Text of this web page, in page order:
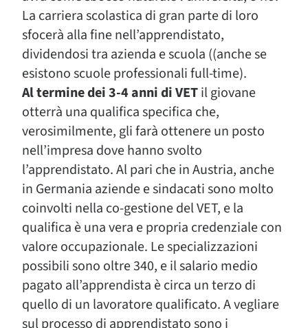
La carriera scolastica di gran parte di loro
sfocerà alla fine nell’apprendistato,
dividendosi tra azienda e scuola ((anche se
esistono scuole professionali full-time).
Al termine dei 3-4 anni di VETil giovane
otterrà una qualifica specifica che,
verosimilmente, gli farà ottenere un posto
nell’impresa dove hanno svolto
l’apprendistato. Al pari che in Austria, anche
in Germania aziende e sindacati sono molto
coinvolti nella co-gestione del VET, e la
qualifica è una vera e propria credenziale con
valore occupazionale. Le specializzazioni
possibili sono oltre 340, e il salario medio
pagato all’apprendista è circa un terzo di
quello di un lavoratore qualificato. A vegliare
sul processo di apprendistato sono i